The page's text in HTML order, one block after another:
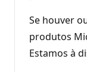
Se houver
produtos
Estamos à